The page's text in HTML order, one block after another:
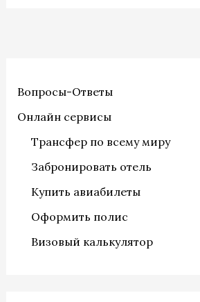
Вопросы-Ответы
Онлайн сервисы
Трансфер по всему миру
Забронировать отель
Купить авиабилеты
Оформить полис
Визовый калькулятор